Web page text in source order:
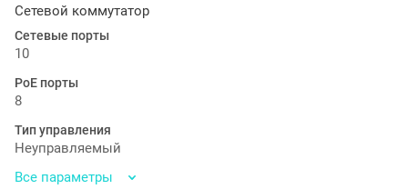
Сетевой коммутатор
Сетевые порты
10
PoE порты
8
Тип управления
Неуправляемый
Все параметры